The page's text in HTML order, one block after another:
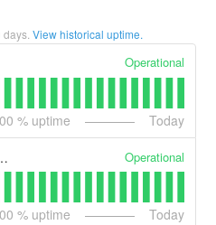
days. View historical uptime.
Operational
% uptime Today
(example) Operational
% uptime Today